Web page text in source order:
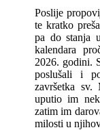
Poslije
te kratko
pa do stanja
kalendara
2026. godini.
poslušali i
završetka sv.
uputio im
zatim im
milosti u